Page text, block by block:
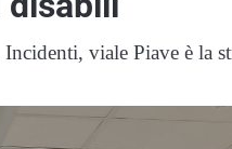
viale Piave è la